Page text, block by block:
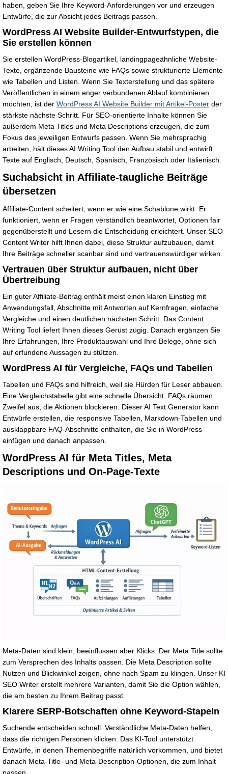
haben, geben Sie Ihre Keyword-Anforderungen vor und erzeugen
Entwürfe, die zur Absicht jedes Beitrags passen.
WordPress AI Website Builder-Entwurfstypen, die
Sie erstellen können
Sie erstellen WordPress-Blogartikel, landingpageähnliche Website-
Texte, ergänzende Bausteine wie FAQs sowie strukturierte Elemente
wie Tabellen und Listen. Wenn Sie Texterstellung und das spätere
Veröffentlichen in einem enger verbundenen Ablauf kombinieren
möchten, ist der WordPress AI Website Builder mit Artikel-Poster der
stärkste nächste Schritt. Für SEO-orientierte Inhalte können Sie
außerdem Meta Titles und Meta Descriptions erzeugen, die zum
Fokus des jeweiligen Entwurfs passen. Wenn Sie mehrsprachig
arbeiten, hält dieses AI Writing Tool den Aufbau stabil und entwirft
Texte auf Englisch, Deutsch, Spanisch, Französisch oder Italienisch.
Suchabsicht in Affiliate-taugliche Beiträge
übersetzen
Affiliate-Content scheitert, wenn er wie eine Schablone wirkt. Er
funktioniert, wenn er Fragen verständlich beantwortet, Optionen fair
gegenüberstellt und Lesern die Entscheidung erleichtert. Unser SEO
Content Writer hilft Ihnen dabei, diese Struktur aufzubauen, damit
Ihre Beiträge schneller scanbar sind und vertrauenswürdiger wirken.
Vertrauen über Struktur aufbauen, nicht über
Übertreibung
Ein guter Affiliate-Beitrag enthält meist einen klaren Einstieg mit
Anwendungsfall, Abschnitte mit Antworten auf Kernfragen, einfache
Vergleiche und einen deutlichen nächsten Schritt. Das Content
Writing Tool liefert Ihnen dieses Gerüst zügig. Danach ergänzen Sie
Ihre Erfahrungen, Ihre Produktauswahl und Ihre Belege, ohne sich
auf erfundene Aussagen zu stützen.
WordPress AI für Vergleiche, FAQs und Tabellen
Tabellen und FAQs sind hilfreich, weil sie Hürden für Leser abbauen.
Eine Vergleichstabelle gibt eine schnelle Übersicht. FAQs räumen
Zweifel aus, die Aktionen blockieren. Dieser AI Text Generator kann
Entwürfe erstellen, die responsive Tabellen, Markdown-Tabellen und
ausklappbare FAQ-Abschnitte enthalten, die Sie in WordPress
einfügen und danach anpassen.
WordPress AI für Meta Titles, Meta
Descriptions und On-Page-Texte
Meta-Daten sind klein, beeinflussen aber Klicks. Der Meta Title sollte
zum Versprechen des Inhalts passen. Die Meta Description sollte
Nutzen und Blickwinkel zeigen, ohne nach Spam zu klingen. Unser KI
SEO Writer erstellt mehrere Varianten, damit Sie die Option wählen,
die am besten zu Ihrem Beitrag passt.
Klarere SERP-Botschaften ohne Keyword-Stapeln
Suchende entscheiden schnell. Verständliche Meta-Daten helfen,
dass die richtigen Personen klicken. Das KI-Tool unterstützt
Entwürfe, in denen Themenbegriffe natürlich vorkommen, und bietet
danach Meta-Title- und Meta-Description-Optionen, die zum Inhalt
passen.